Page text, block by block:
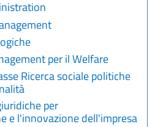
per il Welfare
Ricerca sociale politiche
per
e l'innovazione dell'impresa